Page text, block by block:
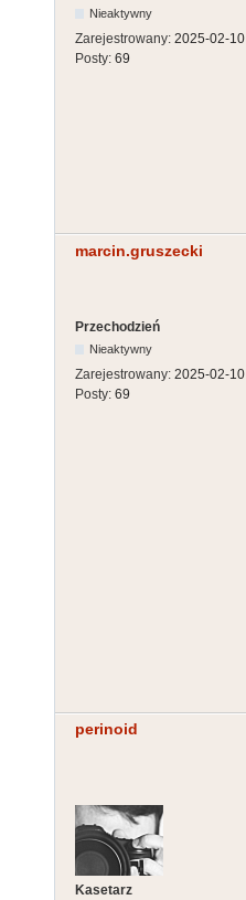
Nieaktywny
Zarejestrowany: 2025-02-10
Posty: 69
marcin.gruszecki
Przechodzień
Nieaktywny
Zarejestrowany: 2025-02-10
Posty: 69
perinoid
Kasetarz